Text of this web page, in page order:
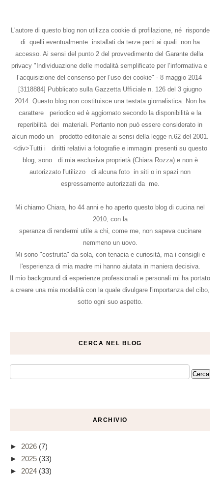
L'autore di questo blog non utilizza cookie di profilazione, né risponde
di quelli eventualmente installati da terze parti ai quali non ha
accesso. Ai sensi del punto 2 del provvedimento del Garante della
privacy "Individuazione delle modalità semplificate per l’informativa e
l’acquisizione del consenso per l’uso dei cookie" - 8 maggio 2014
[3118884] Pubblicato sulla Gazzetta Ufficiale n. 126 del 3 giugno
2014. Questo blog non costituisce una testata giornalistica. Non ha
carattere periodico ed è aggiornato secondo la disponibilità e la
reperibilità dei materiali. Pertanto non può essere considerato in
alcun modo un prodotto editoriale ai sensi della legge n.62 del 2001.
<div>Tutti i diritti relativi a fotografie e immagini presenti su questo
blog, sono di mia esclusiva proprietà (Chiara Rozza) e non è
autorizzato l'utilizzo di alcuna foto in siti o in spazi non
espressamente autorizzati da me.
Mi chiamo Chiara, ho 44 anni e ho aperto questo blog di cucina nel
2010, con la
speranza di rendermi utile a chi, come me, non sapeva cucinare
nemmeno un uovo.
Mi sono "costruita" da sola, con tenacia e curiosità, ma i consigli e
l'esperienza di mia madre mi hanno aiutata in maniera decisiva.
Il mio background di esperienze professionali e personali mi ha portato
a creare una mia modalità con la quale divulgare l'importanza del cibo,
sotto ogni suo aspetto.
CERCA NEL BLOG
ARCHIVIO
► 2026 (7)
► 2025 (33)
► 2024 (33)